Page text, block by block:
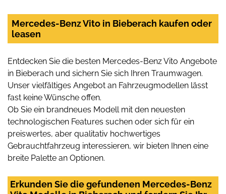
Mercedes-Benz Vito in Bieberach kaufen oder
leasen
Entdecken Sie die besten Mercedes-Benz Vito Angebote
in Bieberach und sichern Sie sich Ihren Traumwagen.
Unser vielfältiges Angebot an Fahrzeugmodellen lässt
fast keine Wünsche offen.
Ob Sie ein brandneues Modell mit den neuesten
technologischen Features suchen oder sich für ein
preiswertes, aber qualitativ hochwertiges
Gebrauchtfahrzeug interessieren, wir bieten Ihnen eine
breite Palette an Optionen.
Erkunden Sie die gefundenen Mercedes-Benz